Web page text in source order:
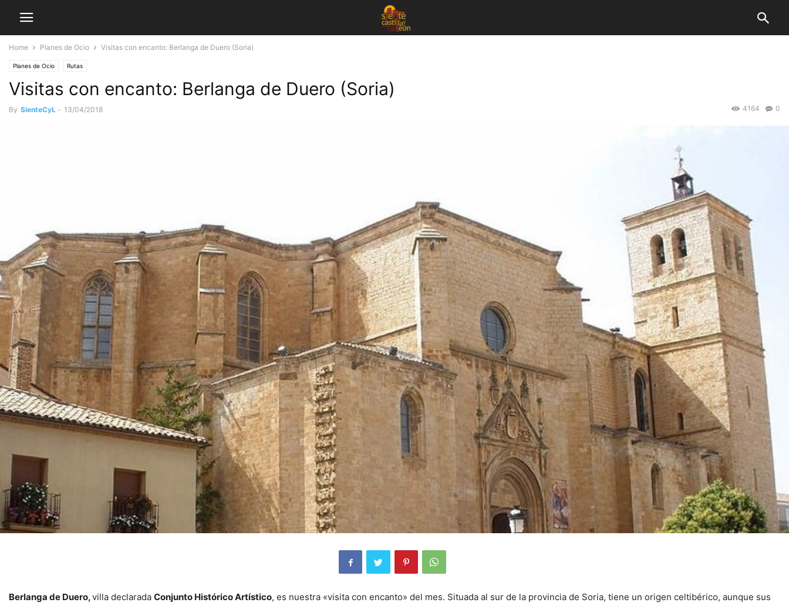
Home Planes de Ocio Visitas con encanto: Berlanga de Duero (Soria)
Planes de Ocio Rutas
Visitas con encanto: Berlanga de Duero (Soria)
By SienteCyL - 13/04/2018 0
4164
Berlanga de Duero,villa declarada Conjunto Histórico Artístico, es nuestra «visita con encanto» del mes. Situada al sur de la provincia de Soria, tiene un origen celtibérico, aunque sus